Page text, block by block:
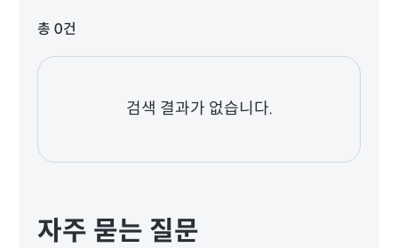
총 0건
검색 결과가 없습니다.
자주 묻는 질문